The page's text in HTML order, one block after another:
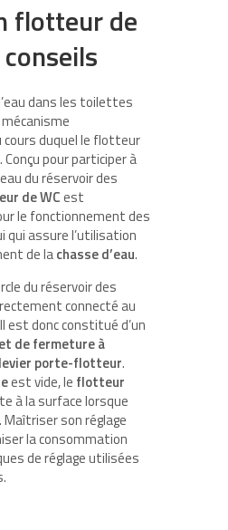
flotteur de
dans les toilettes
cours duquel le flotteur
Conçu pour participer à
du réservoir des
de WCest
le fonctionnement des
qui assure l’utilisation
de lachasse d’eau.
du réservoir des
connecté au
est donc constitué d’un
de fermeture à
levier porte-flotteur.
est vide, le flotteur
à la surface lorsque
son réglage
la consommation
de réglage utilisées